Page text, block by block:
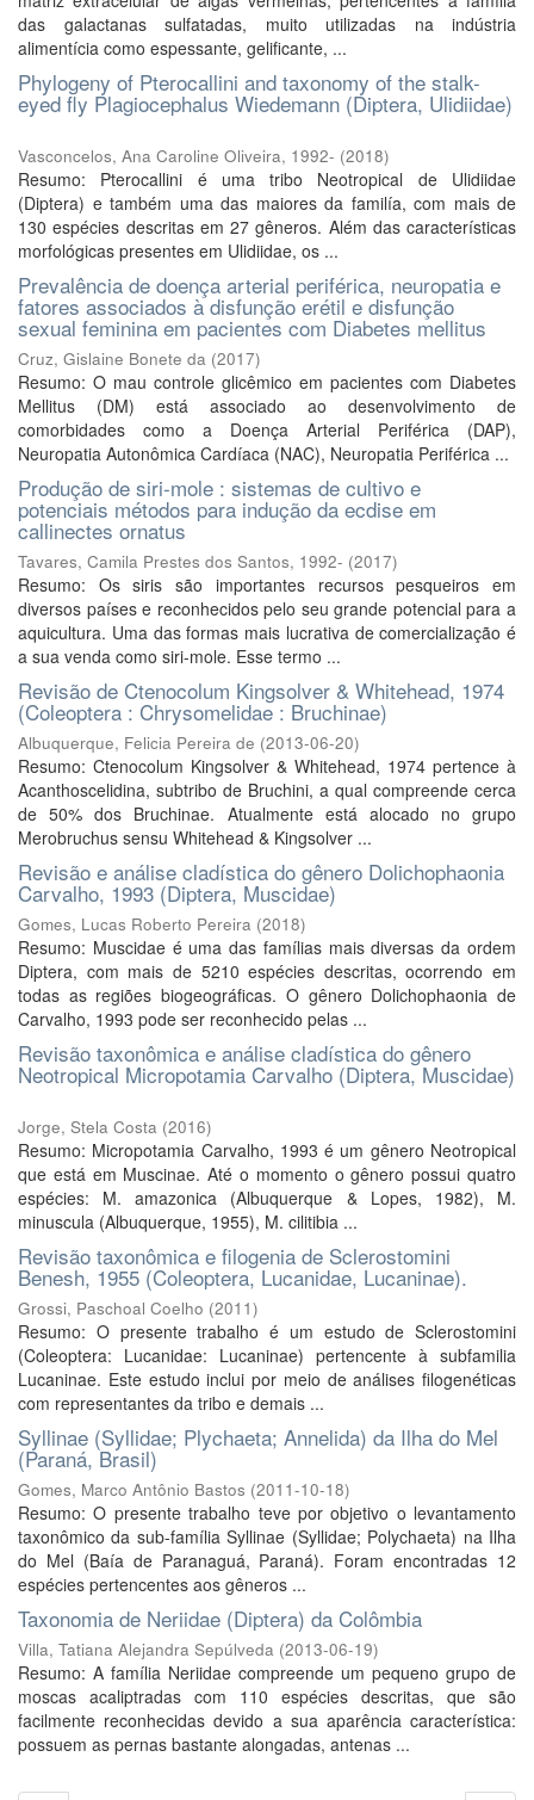
das galactanas sulfatadas, muito utilizadas na indústria
alimentícia como espessante, gelificante, ...
Phylogeny of Pterocallini and taxonomy of the stalk-
eyed fly Plagiocephalus Wiedemann (Diptera, Ulidiidae)
Vasconcelos, Ana Caroline Oliveira, 1992- (2018)
Resumo: Pterocallini é uma tribo Neotropical de Ulidiidae
(Diptera) e também uma das maiores da familía, com mais de
130 espécies descritas em 27 gêneros. Além das características
morfológicas presentes em Ulidiidae, os ...
Prevalência de doença arterial periférica, neuropatia e
fatores associados à disfunção erétil e disfunção
sexual feminina em pacientes com Diabetes mellitus
Cruz, Gislaine Bonete da (2017)
Resumo: O mau controle glicêmico em pacientes com Diabetes
Mellitus (DM) está associado ao desenvolvimento de
comorbidades como a Doença Arterial Periférica (DAP),
Neuropatia Autonômica Cardíaca (NAC), Neuropatia Periférica ...
Produção de siri-mole : sistemas de cultivo e
potenciais métodos para indução da ecdise em
callinectes ornatus
Tavares, Camila Prestes dos Santos, 1992- (2017)
Resumo: Os siris são importantes recursos pesqueiros em
diversos países e reconhecidos pelo seu grande potencial para a
aquicultura. Uma das formas mais lucrativa de comercialização é
a sua venda como siri-mole. Esse termo ...
Revisão de Ctenocolum Kingsolver & Whitehead, 1974
(Coleoptera : Chrysomelidae : Bruchinae)
Albuquerque, Felicia Pereira de (2013-06-20)
Resumo: Ctenocolum Kingsolver & Whitehead, 1974 pertence à
Acanthoscelidina, subtribo de Bruchini, a qual compreende cerca
de 50% dos Bruchinae. Atualmente está alocado no grupo
Merobruchus sensu Whitehead & Kingsolver ...
Revisão e análise cladística do gênero Dolichophaonia
Carvalho, 1993 (Diptera, Muscidae)
Gomes, Lucas Roberto Pereira (2018)
Resumo: Muscidae é uma das famílias mais diversas da ordem
Diptera, com mais de 5210 espécies descritas, ocorrendo em
todas as regiões biogeográficas. O gênero Dolichophaonia de
Carvalho, 1993 pode ser reconhecido pelas ...
Revisão taxonômica e análise cladística do gênero
Neotropical Micropotamia Carvalho (Diptera, Muscidae)
Jorge, Stela Costa (2016)
Resumo: Micropotamia Carvalho, 1993 é um gênero Neotropical
que está em Muscinae. Até o momento o gênero possui quatro
espécies: M. amazonica (Albuquerque & Lopes, 1982), M.
minuscula (Albuquerque, 1955), M. cilitibia ...
Revisão taxonômica e filogenia de Sclerostomini
Benesh, 1955 (Coleoptera, Lucanidae, Lucaninae).
Grossi, Paschoal Coelho (2011)
Resumo: O presente trabalho é um estudo de Sclerostomini
(Coleoptera: Lucanidae: Lucaninae) pertencente à subfamilia
Lucaninae. Este estudo inclui por meio de análises filogenéticas
com representantes da tribo e demais ...
Syllinae (Syllidae; Plychaeta; Annelida) da Ilha do Mel
(Paraná, Brasil)
Gomes, Marco Antônio Bastos (2011-10-18)
Resumo: O presente trabalho teve por objetivo o levantamento
taxonômico da sub-família Syllinae (Syllidae; Polychaeta) na Ilha
do Mel (Baía de Paranaguá, Paraná). Foram encontradas 12
espécies pertencentes aos gêneros ...
Taxonomia de Neriidae (Diptera) da Colômbia
Villa, Tatiana Alejandra Sepúlveda (2013-06-19)
Resumo: A família Neriidae compreende um pequeno grupo de
moscas acaliptradas com 110 espécies descritas, que são
facilmente reconhecidas devido a sua aparência característica:
possuem as pernas bastante alongadas, antenas ...